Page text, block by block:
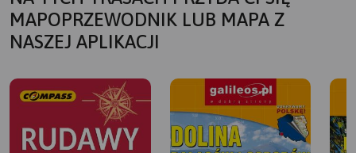
MAPOPRZEWODNIK LUB MAPA Z
NASZEJ APLIKACJI